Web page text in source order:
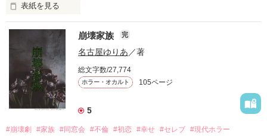
自分勝手な女子高生たちの
恋と友情、そして……
バケモノを生んで、殺して、殺される物語。
表紙を見る
円形の都市で、生きる為に人を殺す。
定められたシステムに抗う事が出来ずに、流されるままに。
殺し殺され、命の灯が完全に消えるまで。
高い壁に阻まれ、出る事が出来ない街。
崩壊家族 完
名古屋ゆりあ ／著
総文字数/27,774
ホラー・オカルト 105ページ
5
#崩壊劇 #家族 #同窓会 #不倫 #初恋 #幸せ #セレブ #現代ホラー